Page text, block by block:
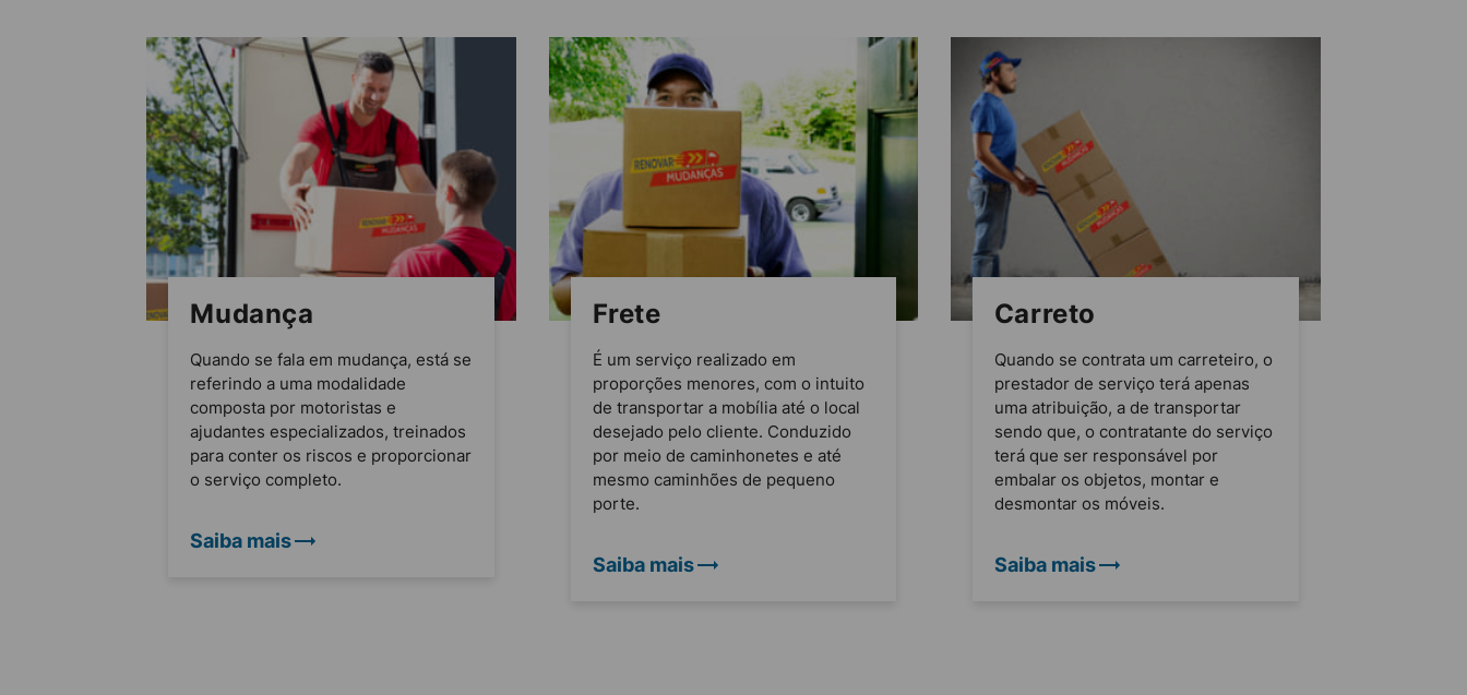
Mudança
Quando se fala em mudança, está se
referindo a uma modalidade
composta por motoristas e
ajudantes especializados, treinados
para conter os riscos e proporcionar
o serviço completo.
Saiba mais
Frete
É um serviço realizado em
proporções menores, com o intuito
de transportar a mobília até o local
desejado pelo cliente. Conduzido
por meio de caminhonetes e até
mesmo caminhões de pequeno
porte.
Saiba mais
Carreto
Quando se contrata um carreteiro, o
prestador de serviço terá apenas
uma atribuição, a de transportar
sendo que, o contratante do serviço
terá que ser responsável por
embalar os objetos, montar e
desmontar os móveis.
Saiba mais